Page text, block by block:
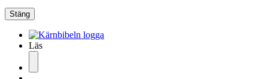
Stäng
Läs